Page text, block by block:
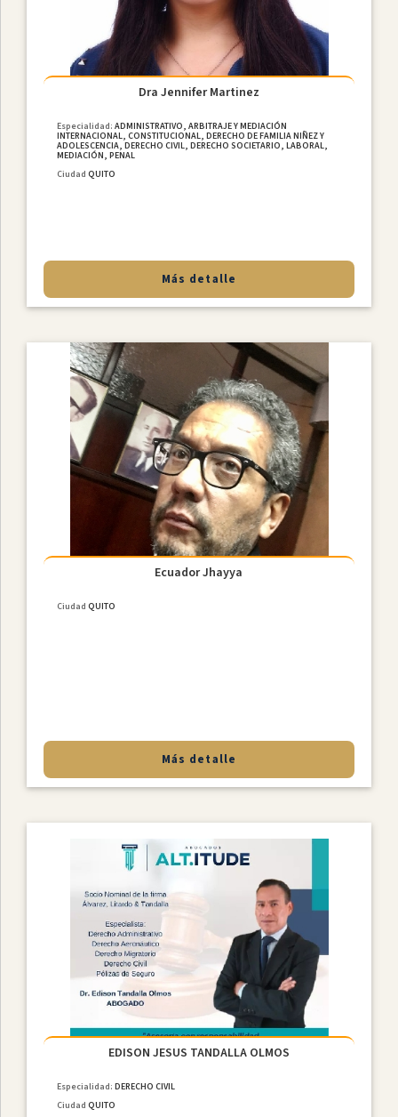
Dra Jennifer Martinez
Especialidad:ADMINISTRATIVO, ARBITRAJE Y MEDIACIÓN
INTERNACIONAL, CONSTITUCIONAL, DERECHO DE FAMILIA NIÑEZ Y
ADOLESCENCIA, DERECHO CIVIL, DERECHO SOCIETARIO, LABORAL,
MEDIACIÓN, PENAL
Ciudad QUITO
Más detalle
Ecuador Jhayya
Ciudad QUITO
Más detalle
EDISON JESUS TANDALLA OLMOS
Especialidad:DERECHO CIVIL
Ciudad QUITO